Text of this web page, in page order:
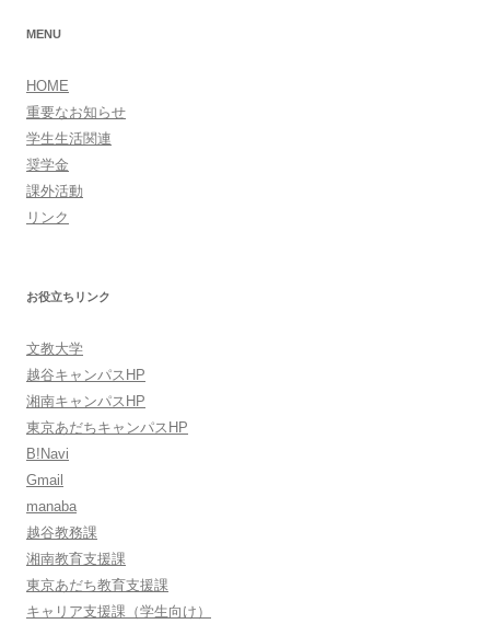
MENU
HOME
重要なお知らせ
学生生活関連
奨学金
課外活動
リンク
お役立ちリンク
文教大学
越谷キャンパスHP
湘南キャンパスHP
東京あだちキャンパスHP
B!Navi
Gmail
manaba
越谷教務課
湘南教育支援課
東京あだち教育支援課
キャリア支援課（学生向け）